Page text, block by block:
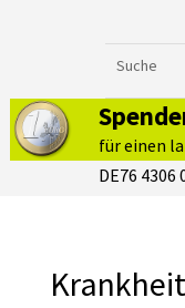
für einen
DE76 4306